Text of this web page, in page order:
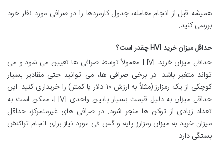
همیشه قبل از انجام معامله، جدول کارمزدها را در صرافی مورد نظر خود
بررسی کنید.
حداقل میزان خرید HVI چقدر است؟
حداقل میزان خرید HVI معمولاً توسط صرافی ها تعیین می شود و می
تواند متغیر باشد. در برخی صرافی ها، می توانید حتی مقادیر بسیار
کوچکی از یک رمزارز (مثلاً به ارزش ۱۰ دلار یا کمتر) را خریداری کنید. این
حداقل میزان به دلیل قیمت بسیار پایین واحدی HVI، ممکن است به
تعداد زیادی از توکن ها منجر شود. در صرافی های غیرمتمرکز، حداقل
میزان خرید به میزان رمزارز پایه و گس فی مورد نیاز برای انجام تراکنش
بستگی دارد.